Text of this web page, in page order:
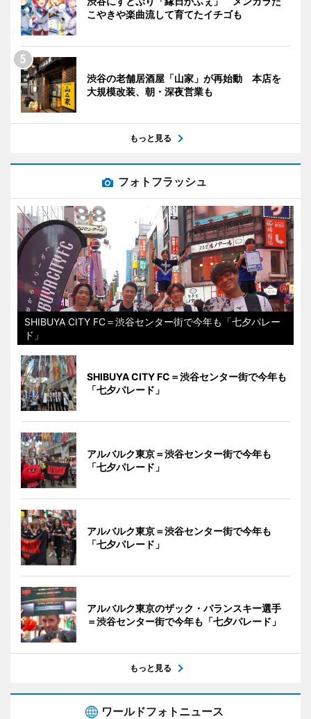
こやきや楽曲流して育てたイチゴも
渋谷の老舗居酒屋「山家」が再始動 本店を
大規模改装、朝・深夜営業も
もっと見る
フォトフラッシュ
SHIBUYA CITY FC＝渋谷センター街で今年も「七夕パレー
ド」
SHIBUYA CITY FC＝渋谷センター街で今年も
「七夕パレード」
アルバルク東京＝渋谷センター街で今年も
「七夕パレード」
アルバルク東京＝渋谷センター街で今年も
「七夕パレード」
アルバルク東京のザック・バランスキー選手
＝渋谷センター街で今年も「七夕パレード」
もっと見る
ワールドフォトニュース